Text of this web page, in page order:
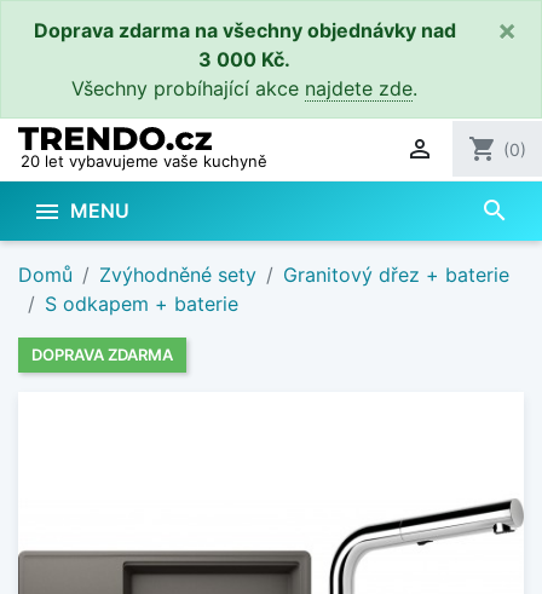
Doprava zdarma na všechny objednávky nad
3 000 Kč.
Všechny probíhající akce najdete zde.
×
20 let vybavujeme vaše kuchyně  shopping_cart (0)
 MENU search
Domů Zvýhodněné sety
Granitový dřez + baterie
S odkapem + baterie
DOPRAVA ZDARMA